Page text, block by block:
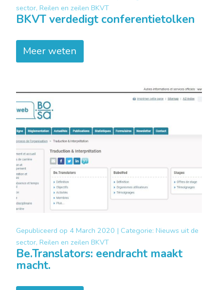
sector, Reilen en zeilen BKVT
BKVT verdedigt conferentietolken
Meer weten
Gepubliceerd op 4 March 2020 | Categorie: Nieuws uit de
sector, Reilen en zeilen BKVT
Be.Translators: eendracht maakt
macht.